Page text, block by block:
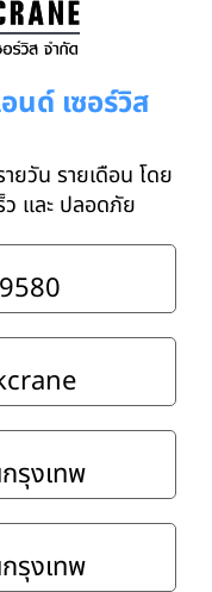
นด์ เซอร์วิส
ายวัน รายเดือน โดย
และ ปลอดภัย
รุงเทพ
รุงเทพ